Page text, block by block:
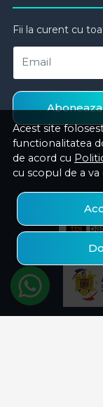
Acest site
functionalitatea
de acord cu
cu scopul de a
Fii la curent cu
Email